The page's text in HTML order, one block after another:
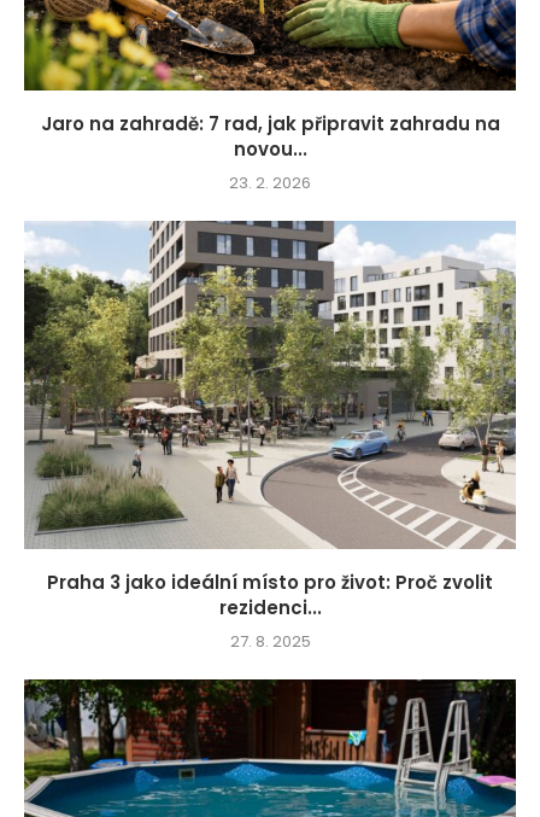
Jaro na zahradě: 7 rad, jak připravit zahradu na
novou...
23. 2. 2026
Praha 3 jako ideální místo pro život: Proč zvolit
rezidenci...
27. 8. 2025